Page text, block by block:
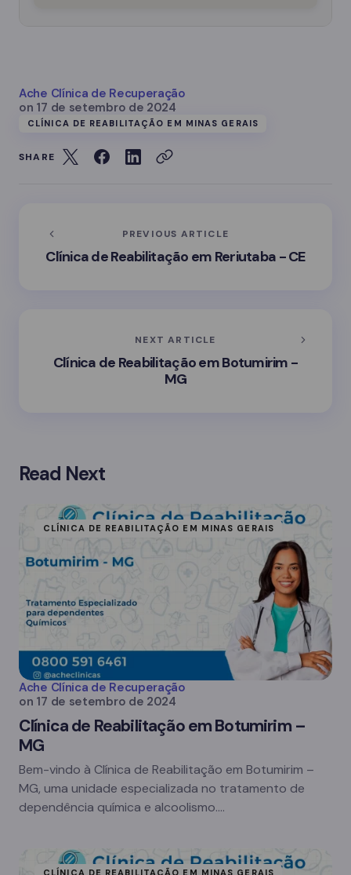
Ache Clínica de Recuperação
on 17 de setembro de 2024
CLÍNICA DE REABILITAÇÃO EM MINAS GERAIS
SHARE
PREVIOUS ARTICLE
Clínica de Reabilitação em Reriutaba - CE
NEXT ARTICLE
Clínica de Reabilitação em Botumirim -
MG
Read Next
CLÍNICA DE REABILITAÇÃO EM MINAS GERAIS
Ache Clínica de Recuperação
on 17 de setembro de 2024
Clínica de Reabilitação em Botumirim –
MG
Bem-vindo à Clínica de Reabilitação em Botumirim –
MG, uma unidade especializada no tratamento de
dependência química e alcoolismo.…
CLÍNICA DE REABILITAÇÃO EM MINAS GERAIS